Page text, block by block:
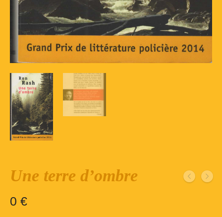
Inscription – club de lecture – Echecs
Nos suggestions
Répertoire du fonds de la bibliothèque –
1ère partie
Répertoire du fonds de la Bibliothèque –
Répertoire des ouvrages Jeunesse
Une terre d’ombre
0 €